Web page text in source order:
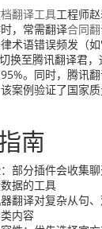
翻译工具工程师
，常需翻译合同
术语错误频发（
换至腾讯翻译君，
。同时，腾讯
案例验证了国家
南
部分插件会收集
据的工具
翻译对复杂从句
内容